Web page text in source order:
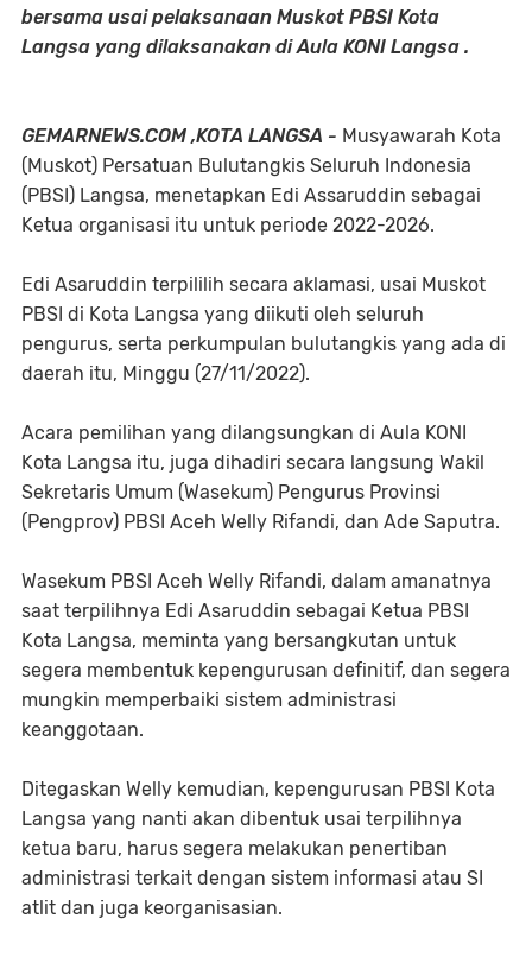
bersama usai pelaksanaan Muskot PBSI Kota
Langsa yang dilaksanakan di Aula KONI Langsa .
GEMARNEWS.COM ,KOTA LANGSA - Musyawarah Kota
(Muskot) Persatuan Bulutangkis Seluruh Indonesia
(PBSI) Langsa, menetapkan Edi Assaruddin sebagai
Ketua organisasi itu untuk periode 2022-2026.
Edi Asaruddin terpililih secara aklamasi, usai Muskot
PBSI di Kota Langsa yang diikuti oleh seluruh
pengurus, serta perkumpulan bulutangkis yang ada di
daerah itu, Minggu (27/11/2022).
Acara pemilihan yang dilangsungkan di Aula KONI
Kota Langsa itu, juga dihadiri secara langsung Wakil
Sekretaris Umum (Wasekum) Pengurus Provinsi
(Pengprov) PBSI Aceh Welly Rifandi, dan Ade Saputra.
Wasekum PBSI Aceh Welly Rifandi, dalam amanatnya
saat terpilihnya Edi Asaruddin sebagai Ketua PBSI
Kota Langsa, meminta yang bersangkutan untuk
segera membentuk kepengurusan definitif, dan segera
mungkin memperbaiki sistem administrasi
keanggotaan.
Ditegaskan Welly kemudian, kepengurusan PBSI Kota
Langsa yang nanti akan dibentuk usai terpilihnya
ketua baru, harus segera melakukan penertiban
administrasi terkait dengan sistem informasi atau SI
atlit dan juga keorganisasian.